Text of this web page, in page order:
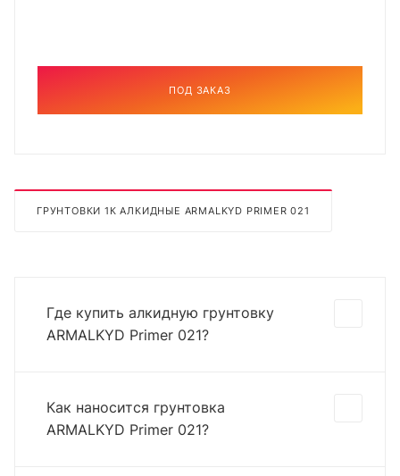
ПОД ЗАКАЗ
ГРУНТОВКИ 1К АЛКИДНЫЕ ARMALKYD PRIMER 021
Где купить алкидную грунтовку
ARMALKYD Primer 021?
Как наносится грунтовка
ARMALKYD Primer 021?